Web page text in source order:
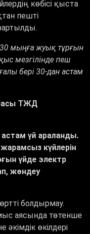
көбісі қыста
пешті
мыңға жуық тұрғын
мезгілінде пеш
бері 30-дан астам
ТЖД
астам үй араланды.
күйлерін
үйде электр
жөндеу
болдырмау.
аясында төтенше
өкілдері